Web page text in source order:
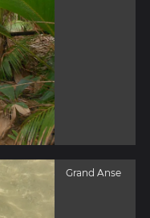
Grand Anse